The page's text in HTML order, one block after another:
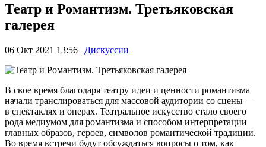
Театр и Романтизм. Третьяковская
галерея
06 Окт 2021 13:56 | Дискуссии
В свое время благодаря театру идеи и ценности романтизма
начали транслироваться для массовой аудитории со сцены —
в спектаклях и операх. Театральное искусство стало своего
рода медиумом для романтизма и способом интерпретации
главных образов, героев, символов романтической традиции.
Во время встречи будут обсуждаться вопросы о том, как